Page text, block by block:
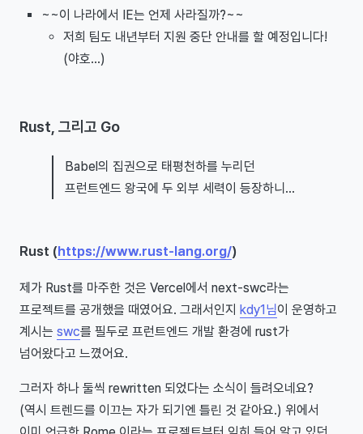
~~이 나라에서 IE는 언제 사라질까?~~
저희 팀도 내년부터 지원 중단 안내를 할 예정입니다!
(야호...)
Rust, 그리고 Go
Babel의 집권으로 태평천하를 누리던
프런트엔드 왕국에 두 외부 세력이 등장하니...
Rust (https://www.rust-lang.org/)
제가 Rust를 마주한 것은 Vercel에서 next-swc라는
프로젝트를 공개했을 때였어요. 그래서인지 kdy1님이 운영하고
계시는 swc를 필두로 프런트엔드 개발 환경에 rust가
넘어왔다고 느꼈어요.
그러자 하나 둘씩 rewritten 되었다는 소식이 들려오네요?
(역시 트렌드를 이끄는 자가 되기엔 틀린 것 같아요.) 위에서